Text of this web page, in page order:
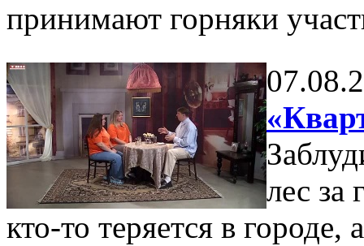
принимают горняки
лес за
кто-то теряется в